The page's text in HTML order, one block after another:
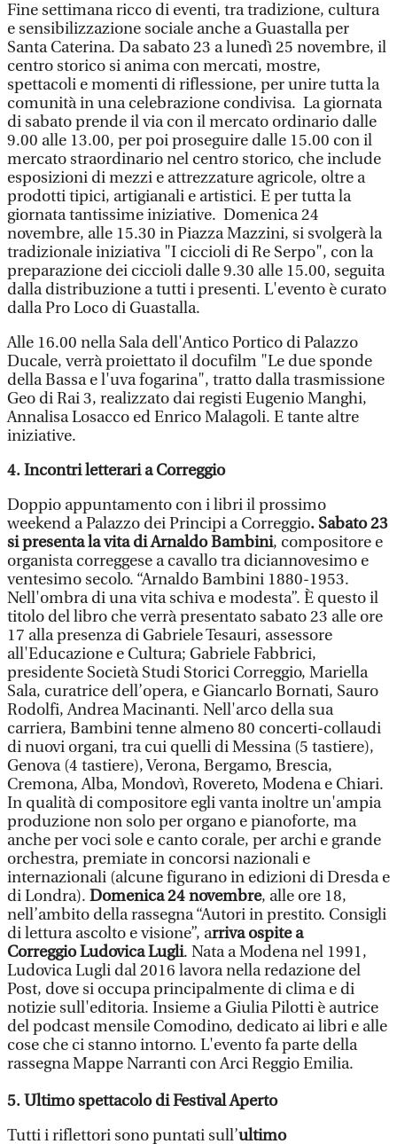
Fine settimana ricco di eventi, tra tradizione, cultura
e sensibilizzazione sociale anche a Guastalla per
Santa Caterina. Da sabato 23 a lunedì 25 novembre, il
centro storico si anima con mercati, mostre,
spettacoli e momenti di riflessione, per unire tutta la
comunità in una celebrazione condivisa. La giornata
di sabato prende il via con il mercato ordinario dalle
9.00 alle 13.00, per poi proseguire dalle 15.00 con il
mercato straordinario nel centro storico, che include
esposizioni di mezzi e attrezzature agricole, oltre a
prodotti tipici, artigianali e artistici. E per tutta la
giornata tantissime iniziative. Domenica 24
novembre, alle 15.30 in Piazza Mazzini, si svolgerà la
tradizionale iniziativa "I ciccioli di Re Serpo", con la
preparazione dei ciccioli dalle 9.30 alle 15.00, seguita
dalla distribuzione a tutti i presenti. L'evento è curato
dalla Pro Loco di Guastalla.
Alle 16.00 nella Sala dell'Antico Portico di Palazzo
Ducale, verrà proiettato il docufilm "Le due sponde
della Bassa e l'uva fogarina", tratto dalla trasmissione
Geo di Rai 3, realizzato dai registi Eugenio Manghi,
Annalisa Losacco ed Enrico Malagoli. E tante altre
iniziative.
4. Incontri letterari a Correggio
Doppio appuntamento con i libri il prossimo
weekend a Palazzo dei Principi a Correggio. Sabato 23
si presenta la vita di Arnaldo Bambini, compositore e
organista correggese a cavallo tra diciannovesimo e
ventesimo secolo. “Arnaldo Bambini 1880-1953.
Nell'ombra di una vita schiva e modesta”. È questo il
titolo del libro che verrà presentato sabato 23 alle ore
17 alla presenza di Gabriele Tesauri, assessore
all'Educazione e Cultura; Gabriele Fabbrici,
presidente Società Studi Storici Correggio, Mariella
Sala, curatrice dell’opera, e Giancarlo Bornati, Sauro
Rodolfi, Andrea Macinanti. Nell'arco della sua
carriera, Bambini tenne almeno 80 concerti-collaudi
di nuovi organi, tra cui quelli di Messina (5 tastiere),
Genova (4 tastiere), Verona, Bergamo, Brescia,
Cremona, Alba, Mondovì, Rovereto, Modena e Chiari.
In qualità di compositore egli vanta inoltre un'ampia
produzione non solo per organo e pianoforte, ma
anche per voci sole e canto corale, per archi e grande
orchestra, premiate in concorsi nazionali e
internazionali (alcune figurano in edizioni di Dresda e
di Londra). Domenica 24 novembre, alle ore 18,
nell’ambito della rassegna “Autori in prestito. Consigli
di lettura ascolto e visione”, arriva ospite a
Correggio Ludovica Lugli. Nata a Modena nel 1991,
Ludovica Lugli dal 2016 lavora nella redazione del
Post, dove si occupa principalmente di clima e di
notizie sull'editoria. Insieme a Giulia Pilotti è autrice
del podcast mensile Comodino, dedicato ai libri e alle
cose che ci stanno intorno. L'evento fa parte della
rassegna Mappe Narranti con Arci Reggio Emilia.
5. Ultimo spettacolo di Festival Aperto
Tutti i riflettori sono puntati sull’ultimo